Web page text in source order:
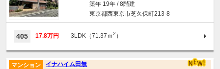
築年 19年 / 8階建
東京都西東京市芝久保町213-8
405 17.8万円 3LDK（71.37ｍ2 ）
イナハイム田無
マンション